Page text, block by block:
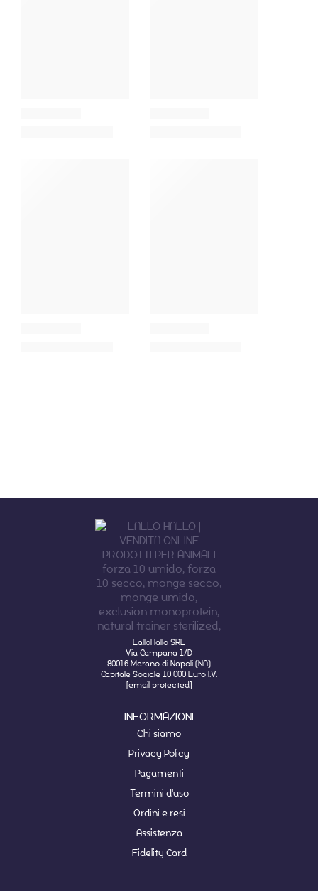
LalloHallo SRL
Via Campana 1/D
80016 Marano di Napoli (NA)
Capitale Sociale 10 000 Euro I.V.
[email protected]
INFORMAZIONI
Chi siamo
Privacy Policy
Pagamenti
Termini d'uso
Ordini e resi
Assistenza
Fidelity Card